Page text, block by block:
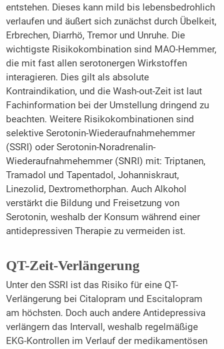
entstehen. Dieses kann mild bis lebensbedrohlich
verlaufen und äußert sich zunächst durch Übelkeit,
Erbrechen, Diarrhö, Tremor und Unruhe. Die
wichtigste Risikokombination sind MAO-Hemmer,
die mit fast allen serotonergen Wirkstoffen
interagieren. Dies gilt als absolute
Kontraindikation, und die Wash-out-Zeit ist laut
Fachinformation bei der Umstellung dringend zu
beachten. Weitere Risikokombinationen sind
selektive Serotonin-Wiederaufnahmehemmer
(SSRI) oder Serotonin-Noradrenalin-
Wiederaufnahmehemmer (SNRI) mit: Triptanen,
Tramadol und Tapentadol, Johanniskraut,
Linezolid, Dextromethorphan. Auch Alkohol
verstärkt die Bildung und Freisetzung von
Serotonin, weshalb der Konsum während einer
antidepressiven Therapie zu vermeiden ist.
QT-Zeit-Verlängerung
Unter den SSRI ist das Risiko für eine QT-
Verlängerung bei Citalopram und Escitalopram
am höchsten. Doch auch andere Antidepressiva
verlängern das Intervall, weshalb regelmäßige
EKG-Kontrollen im Verlauf der medikamentösen